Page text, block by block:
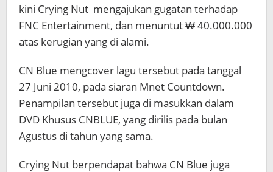
kini Crying Nut mengajukan gugatan terhadap
FNC Entertainment, dan menuntut ₩ 40.000.000
atas kerugian yang di alami.
CN Blue mengcover lagu tersebut pada tanggal
27 Juni 2010, pada siaran Mnet Countdown.
Penampilan tersebut juga di masukkan dalam
DVD Khusus CNBLUE, yang dirilis pada bulan
Agustus di tahun yang sama.
Crying Nut berpendapat bahwa CN Blue juga